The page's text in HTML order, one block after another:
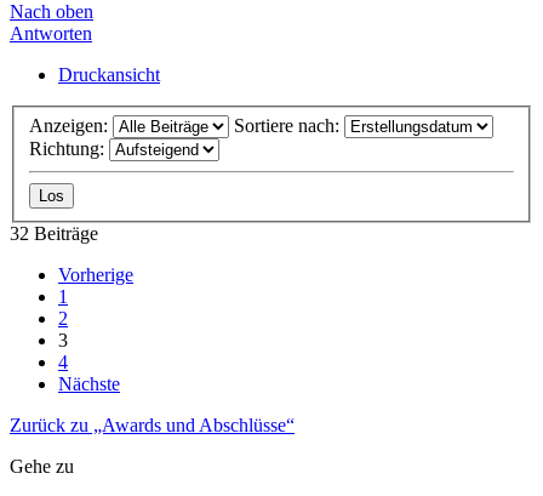
Nach oben
Antworten
Druckansicht
Anzeigen:
Sortiere nach:
Richtung:
32 Beiträge
Vorherige
1
2
3
4
Nächste
Zurück zu „Awards und Abschlüsse“
Gehe zu